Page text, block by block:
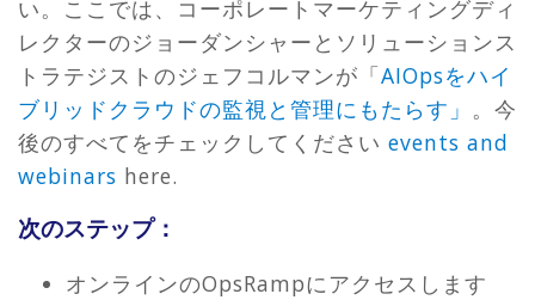
い。ここでは、コーポレートマーケティングディ
レクターのジョーダンシャーとソリューションス
トラテジストのジェフコルマンが「AIOpsをハイ
ブリッドクラウドの監視と管理にもたらす」 。今
後のすべてをチェックしてください events and
webinars here.
次のステップ：
オンラインのOpsRampにアクセスします